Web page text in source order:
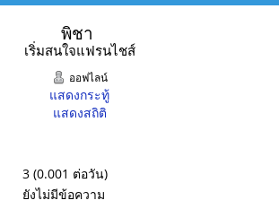
พิชา
เริ่มสนใจแฟรนไชส์
ออฟไลน์
แสดงกระทู้
แสดงสถิติ
3 (0.001 ต่อวัน)
ยังไม่มีข้อความ